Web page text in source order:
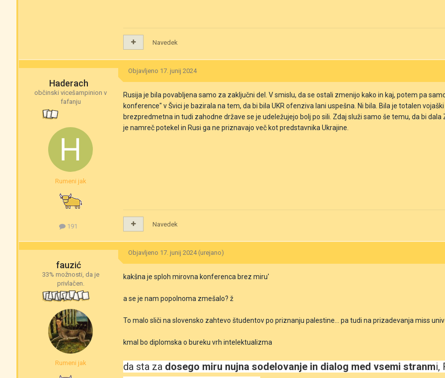
Navedek
Haderach
občinski vicešampinion v
fafanju
Rumeni jak
191
Objavljeno 17. junij 2024
Rusija je bila povabljena samo za zaključni del. V smislu, da se ostali zmenijo kako in kaj, potem pa
konference" v Švici je bazirala na tem, da bi bila UKR ofenziva lani uspešna. Ni bila. Bila je totalen
brezpredmetna in tudi zahodne države se je udeležujejo bolj po sili. Zdaj služi samo še temu, da bi
je namreč potekel in Rusi ga ne priznavajo več kot predstavnika Ukrajine.
Navedek
fauzić
33% možnosti, da je
privlačen.
Rumeni jak
Objavljeno 17. junij 2024 (urejano)
kakšna je sploh mirovna konferenca brez miru'
a se je nam popolnoma zmešalo? ž
To malo sliči na slovensko zahtevo študentov po priznanju palestine... pa tudi na prizadevanja miss
kmal bo diplomska o bureku vrh intelektualizma
da sta za dosego miru nujna sodelovanje in dialog med vsemi stranmi,